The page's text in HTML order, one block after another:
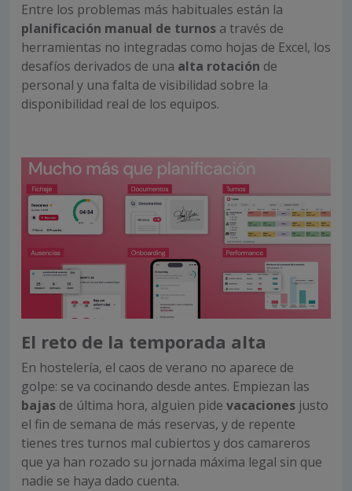
Entre los problemas más habituales están la
planificación manual de turnos a través de
herramientas no integradas como hojas de Excel, los
desafíos derivados de una alta rotación de
personal y una falta de visibilidad sobre la
disponibilidad real de los equipos.
El reto de la temporada alta
En hostelería, el caos de verano no aparece de
golpe: se va cocinando desde antes. Empiezan las
bajas de última hora, alguien pide vacaciones justo
el fin de semana de más reservas, y de repente
tienes tres turnos mal cubiertos y dos camareros
que ya han rozado su jornada máxima legal sin que
nadie se haya dado cuenta.